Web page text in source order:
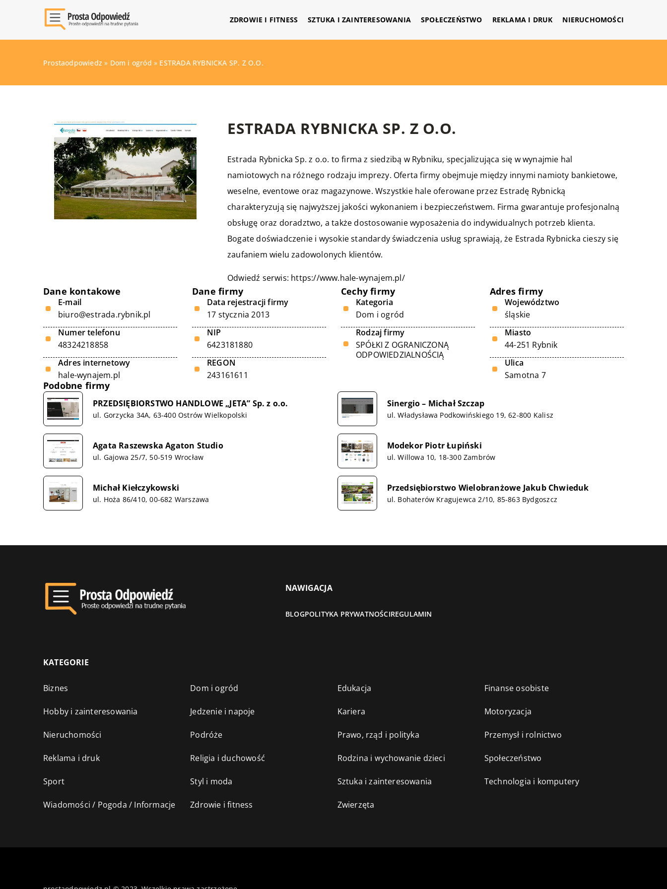
ZDROWIE I FITNESS SZTUKA I ZAINTERESOWANIA SPOŁECZEŃSTWO REKLAMA I DRUK NIERUCHOMOŚCI
Prostaodpowiedz » Dom i ogród » ESTRADA RYBNICKA SP. Z O.O.
ESTRADA RYBNICKA SP. Z O.O.
Estrada Rybnicka Sp. z o.o. to firma z siedzibą w Rybniku, specjalizująca się w wynajmie hal
namiotowych na różnego rodzaju imprezy. Oferta firmy obejmuje między innymi namioty bankietowe,
weselne, eventowe oraz magazynowe. Wszystkie hale oferowane przez Estradę Rybnicką
charakteryzują się najwyższej jakości wykonaniem i bezpieczeństwem. Firma gwarantuje profesjonalną
obsługę oraz doradztwo, a także dostosowanie wyposażenia do indywidualnych potrzeb klienta.
Bogate doświadczenie i wysokie standardy świadczenia usług sprawiają, że Estrada Rybnicka cieszy się
zaufaniem wielu zadowolonych klientów.
Odwiedź serwis: https://www.hale-wynajem.pl/
Dane kontakowe
E-mail
biuro@estrada.rybnik.pl
Numer telefonu
48324218858
Adres internetowy
hale-wynajem.pl
Dane firmy
Data rejestracji firmy
17 stycznia 2013
NIP
6423181880
REGON
243161611
Cechy firmy
Kategoria
Dom i ogród
Rodzaj firmy
SPÓŁKI Z OGRANICZONĄ
ODPOWIEDZIALNOŚCIĄ
Adres firmy
Województwo
śląskie
Miasto
44-251 Rybnik
Ulica
Samotna 7
Podobne firmy
PRZEDSIĘBIORSTWO HANDLOWE „JETA” Sp. z o.o.
ul. Gorzycka 34A, 63-400 Ostrów Wielkopolski
Sinergio – Michał Szczap
ul. Władysława Podkowińskiego 19, 62-800 Kalisz
Agata Raszewska Agaton Studio
ul. Gajowa 25/7, 50-519 Wrocław
Modekor Piotr Łupiński
ul. Willowa 10, 18-300 Zambrów
Michał Kiełczykowski
ul. Hoża 86/410, 00-682 Warszawa
Przedsiębiorstwo Wielobranżowe Jakub Chwieduk
ul. Bohaterów Kragujewca 2/10, 85-863 Bydgoszcz
NAWIGACJA
BLOGPOLITYKA PRYWATNOŚCIREGULAMIN
KATEGORIE
Biznes Dom i ogród Edukacja Finanse osobiste
Hobby i zainteresowania Jedzenie i napoje Kariera Motoryzacja
Nieruchomości Podróże Prawo, rząd i polityka Przemysł i rolnictwo
Reklama i druk Religia i duchowość Rodzina i wychowanie dzieci Społeczeństwo
Sport Styl i moda Sztuka i zainteresowania Technologia i komputery
Wiadomości / Pogoda / Informacje Zdrowie i fitness Zwierzęta